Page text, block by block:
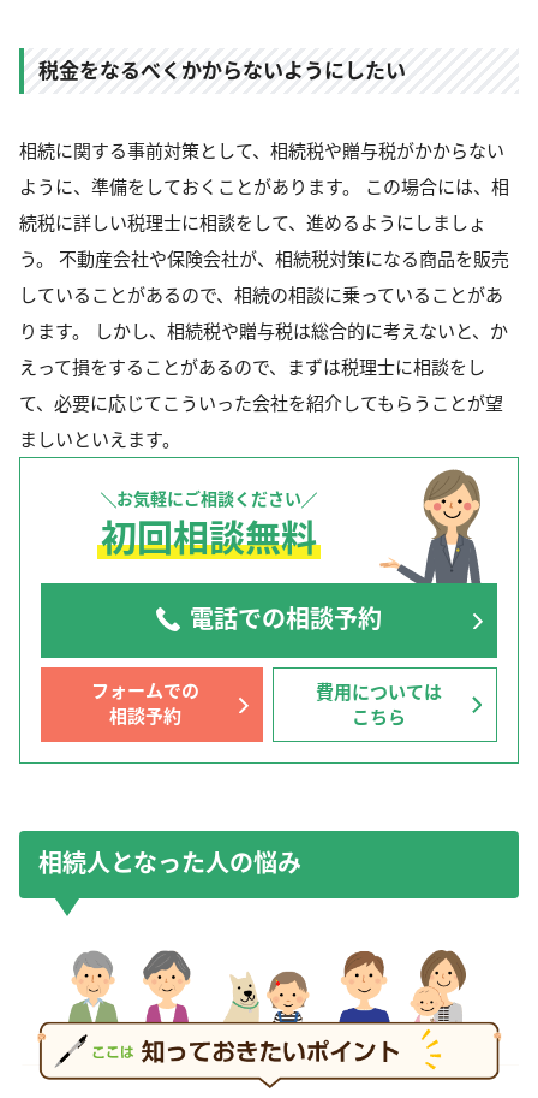
税金をなるべくかからないようにしたい
相続に関する事前対策として、相続税や贈与税がかからない
ように、準備をしておくことがあります。 この場合には、相
続税に詳しい税理士に相談をして、進めるようにしましょ
う。 不動産会社や保険会社が、相続税対策になる商品を販売
していることがあるので、相続の相談に乗っていることがあ
ります。 しかし、相続税や贈与税は総合的に考えないと、か
えって損をすることがあるので、まずは税理士に相談をし
て、必要に応じてこういった会社を紹介してもらうことが望
ましいといえます。
お気軽にご相談ください
初回相談無料
電話での相談予約
フォームでの
相談予約
費用については
こちら
相続人となった人の悩み